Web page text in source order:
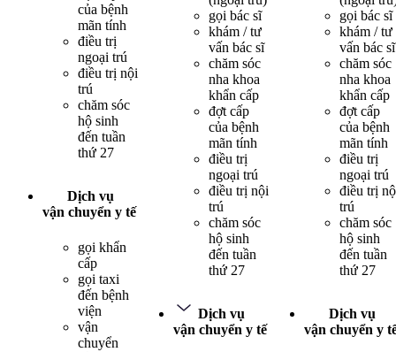
của bệnh
mãn tính
điều trị
ngoại trú
điều trị nội
trú
chăm sóc
hộ sinh
đến tuần
thứ 27
Dịch vụ
vận chuyển y tế
gọi khẩn
cấp
gọi taxi
đến bệnh
viện
vận
chuyển
gọi bác sĩ
khám / tư
vấn bác sĩ
chăm sóc
nha khoa
khẩn cấp
đợt cấp
của bệnh
mãn tính
điều trị
ngoại trú
điều trị nội
trú
chăm sóc
hộ sinh
đến tuần
thứ 27
Dịch vụ
vận chuyển y tế
gọi bác sĩ
khám / tư
vấn bác sĩ
chăm sóc
nha khoa
khẩn cấp
đợt cấp
của bệnh
mãn tính
điều trị
ngoại trú
điều trị
trú
chăm sóc
hộ sinh
đến tuần
thứ 27
Dịch vụ
vận chuyển y